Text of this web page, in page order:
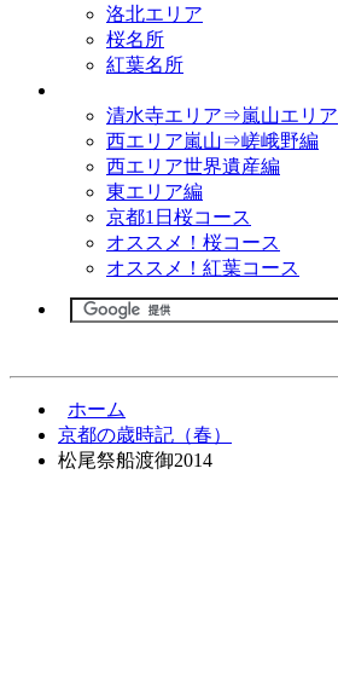
洛北エリア
桜名所
紅葉名所
清水寺エリア⇒嵐山エリア
西エリア嵐山⇒嵯峨野編
西エリア世界遺産編
東エリア編
京都1日桜コース
オススメ！桜コース
オススメ！紅葉コース
ホーム
京都の歳時記（春）
松尾祭船渡御2014